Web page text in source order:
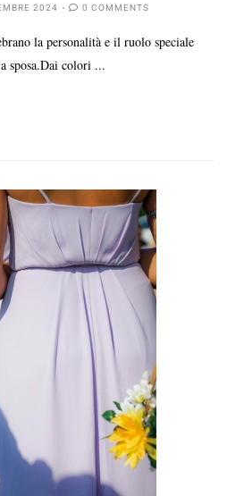
2024 0 COMMENTS
la personalità e il ruolo speciale
sposa.Dai colori ...